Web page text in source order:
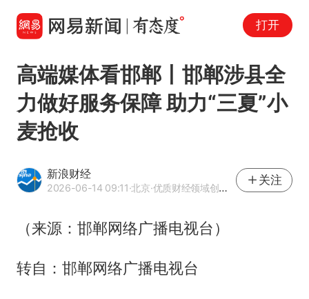
打开
高端媒体看邯郸丨邯郸涉县全
力做好服务保障 助力“三夏”小
麦抢收
新浪财经
2026-06-14 09:11·北京·优质财经领域创作者
关注
（来源：邯郸网络广播电视台）
转自：邯郸网络广播电视台